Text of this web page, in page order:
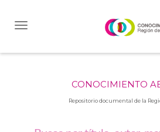
CONOCIMIENTO
Repositorio documental de la